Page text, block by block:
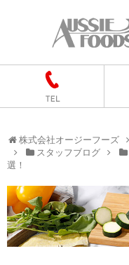
株式会社オージーフーズ
スタッフブログ
選！